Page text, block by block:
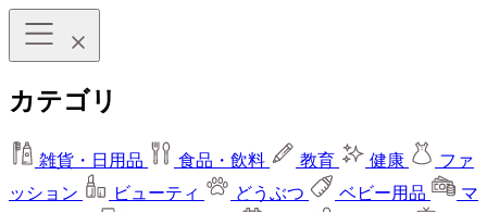
カテゴリ
雑貨・日用品 食品・飲料 教育 健康
ファ
ッション
ビューティ どうぶつ ベビー用品
マ